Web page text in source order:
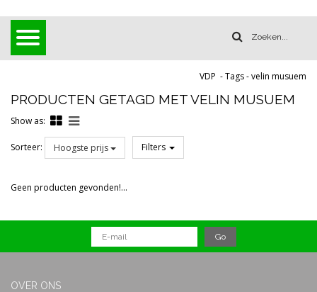
VDP -Tags-velin musuem
PRODUCTEN GETAGD MET VELIN MUSUEM
Show as:
Sorteer: Hoogste prijs Filters
Prijs
Geen producten gevonden!...
OVER ONS